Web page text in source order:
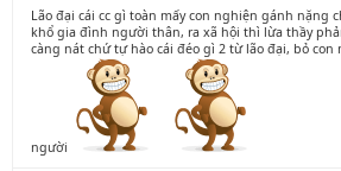
Lão đại cái cc gì toàn mấy con nghiện gánh nặng
khổ gia đình người thân, ra xã hội thì lừa thầy
càng nát chứ tự hào cái đéo gì 2 từ lão đại, bỏ con
người